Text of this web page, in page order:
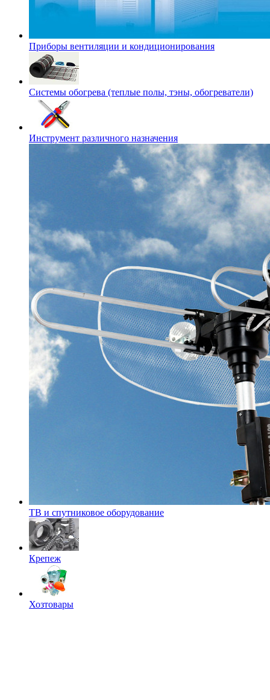
Приборы вентиляции и кондиционирования
Системы обогрева (теплые полы, тэны, обогреватели)
Инструмент различного назначения
ТВ и спутниковое оборудование
Крепеж
Хозтовары